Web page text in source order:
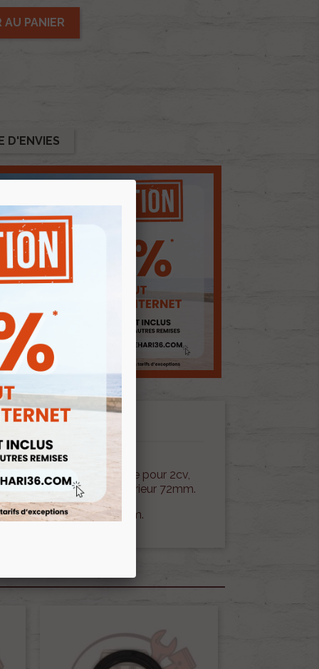
AU PANIER
D'ENVIES
de roue avant ou arrière pour 2cv,
en diamètre extérieur 72mm.
extérieur de 74mm.